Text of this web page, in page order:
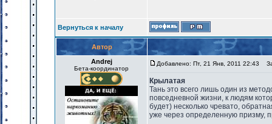
Вернуться к началу
Автор
Andrej
Бета-координатор
Добавлено: Пт, 21 Янв, 2011 22:43
Крылатая
Тань это всего лишь один из
повседневной жизни, к людям
будет) несколько чревато,
уже через определенную призму,